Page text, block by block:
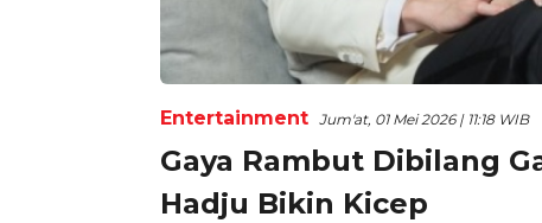
Entertainment Jum'at, 01 Mei 2026 | 11:18 WIB
Gaya Rambut Dibilang
Hadju Bikin Kicep